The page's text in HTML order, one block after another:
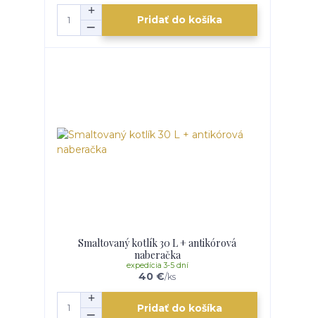
Pridať do košíka
Smaltovaný kotlík 30 L + antikórová
naberačka
40 €/ks
expedícia 3-5 dní
Pridať do košíka